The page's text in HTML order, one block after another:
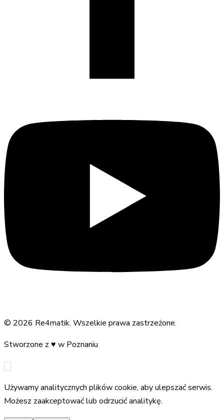
© 2026 Re4matik. Wszelkie prawa zastrzeżone.
Stworzone z ♥ w Poznaniu
Używamy analitycznych plików cookie, aby ulepszać serwis.
Możesz zaakceptować lub odrzucić analitykę.